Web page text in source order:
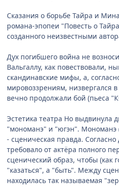
Сказания о борьбе Тайра и
романа-эпопеи "Повесть о
созданного неизвестными
Дух погибшего война не
Вальгаллу, как повествовали,
скандинавские мифы, а,
мировоззрениям, низвергался в
вечно продолжали бой (пьеса
Эстетика театра Но выдвинула
"мономанэ" и "югэн". Мономанэ
- сценическая правда.
требовало от актёра полного
сценический образ, чтобы (как
"казаться", а "быть". Между
находилась так называемая